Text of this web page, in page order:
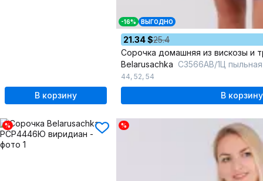
В корзину
-16% ВЫГОДНО
21.34 $25.4
Сорочка домашняя из вискозы и
Belarusachka С3566АВ/1Ц
44, 52, 54
В корзину
% %